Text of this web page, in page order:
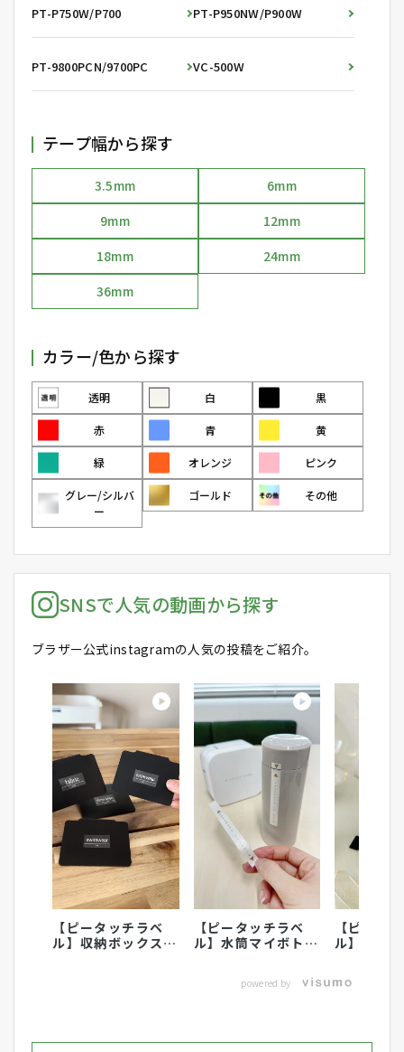
PT-P750W/P700 PT-P950NW/P900W
PT-9800PCN/9700PC VC-500W
テープ幅から探す
3.5mm
6mm
9mm
12mm
18mm
24mm
36mm
カラー/色から探す
透明 白 黒
赤 青 黄
緑 オレンジ ピンク
グレー/シルバ
ー
ゴールド その他
SNSで人気の動画から探す
ブラザー公式instagramの人気の投稿をご紹介。
【ピータッチラベ
ル】収納ボックスの
【ピータッチラベ
ル】水筒マイボトル
【ピータ
ル】こど
powered by